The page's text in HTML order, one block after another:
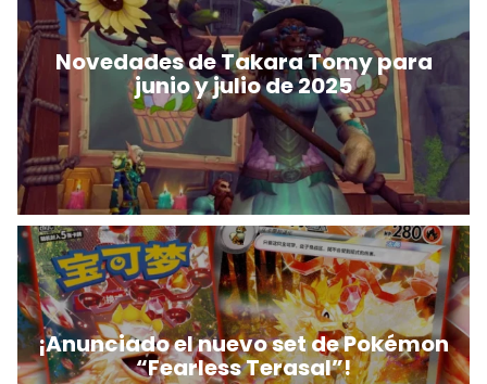
Novedades de Takara Tomy para
junio y julio de 2025
¡Anunciado el nuevo set de Pokémon
“Fearless Terasal”!